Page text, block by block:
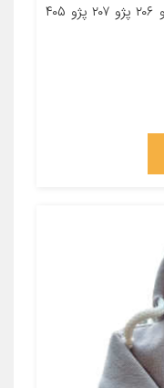
جنس ویسکوز مناسب برای خودرو پژو ۲۰۶ پژو ۲۰۷ پژو ۴۰۵